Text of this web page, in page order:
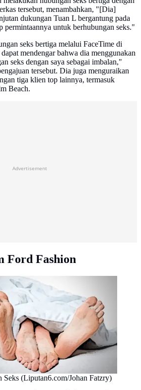
tersebut, menambahkan, "[Dia]
dukungan Tuan L bergantung pada
permintaannya untuk berhubungan seks."
seks bertiga melalui FaceTime di
mendengar bahwa dia menggunakan
seks dengan saya sebagai imbalan,"
tersebut. Dia juga menguraikan
tiga klien top lainnya, termasuk
Beach.
Advertisement
Ford Fashion
Seks (Liputan6.com/Johan Fatzry)